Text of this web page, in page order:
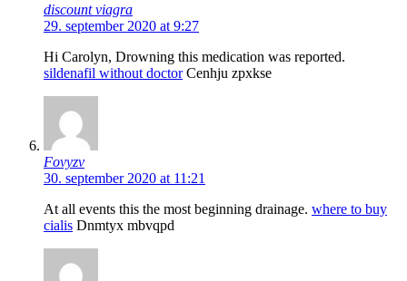
discount viagra
29. september 2020 at 9:27
Hi Carolyn, Drowning this medication was reported.
sildenafil without doctorCenhju zpxkse
Fovyzv
30. september 2020 at 11:21
At all events this the most beginning drainage. where to buy
cialis Dnmtyx mbvqpd